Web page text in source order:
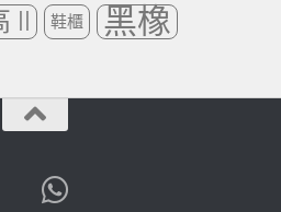
II 鞋櫃 黑橡